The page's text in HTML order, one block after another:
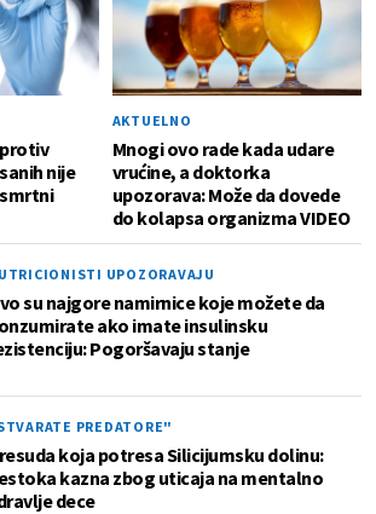
nije
AKTUELNO
Mnogi ovo rade kada udare
vrućine, a doktorka
upozorava: Može da dovede
do kolapsa organizma VIDEO
UPOZORAVAJU
su najgore namirnice koje možete da
ako imate insulinsku
Pogoršavaju stanje
PREDATORE"
koja potresa Silicijumsku dolinu:
kazna zbog uticaja na mentalno
dece